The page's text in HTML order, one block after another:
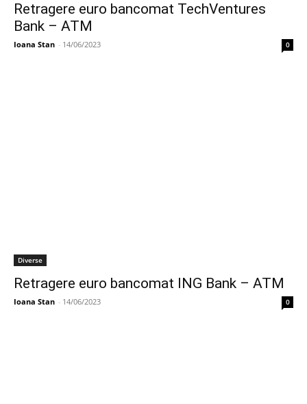
Retragere euro bancomat TechVentures
Bank – ATM
Ioana Stan - 14/06/2023 0
Diverse
Retragere euro bancomat ING Bank – ATM
Ioana Stan - 14/06/2023 0